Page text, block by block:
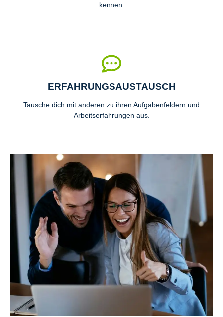
kennen.
ERFAHRUNGSAUSTAUSCH
Tausche dich mit anderen zu ihren Aufgabenfeldern und
Arbeitserfahrungen aus.